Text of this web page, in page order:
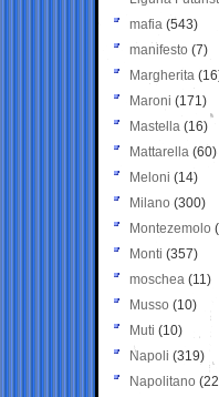
mafia (543)
manifesto (7)
Margherita
Maroni (171)
Mastella (16)
Mattarella (60)
Meloni (14)
Milano (300)
Montezemolo
Monti (357)
moschea (11)
Musso (10)
Muti (10)
Napoli (319)
Napolitano